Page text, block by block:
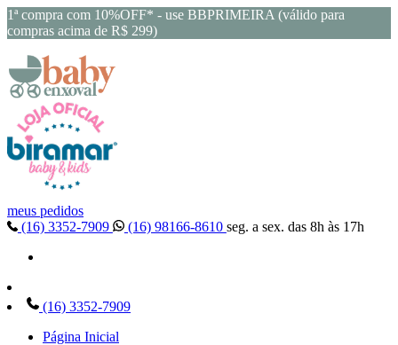
1ª compra com 10%OFF* - use BBPRIMEIRA (válido para
compras acima de R$ 299)
meus pedidos
(16) 3352-7909
(16) 98166-8610 seg. a sex. das 8h às 17h
(16) 3352-7909
Página Inicial